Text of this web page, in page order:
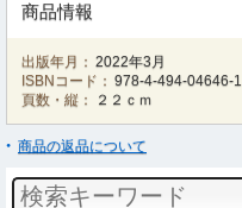
商品情報
出版年月： 2022年3月
ISBNコード： 978-4-494-04646-1
頁数・縦：
２２ｃｍ
商品の返品について